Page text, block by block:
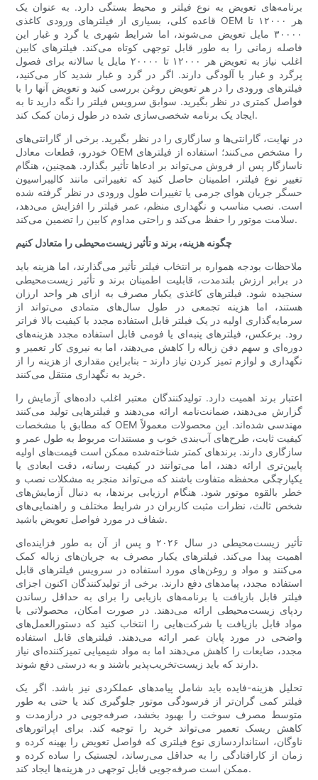
برنامه‌های تعویض به نوع فیلتر و محیط بستگی دارد. به عنوان یک
قاعده کلی، بسیاری از فیلترهای ورودی کاغذی OEM هر ۱۲۰۰۰ تا
۳۰۰۰۰ مایل تعویض می‌شوند، اما شرایط شهری یا گرد و غبار این
فاصله زمانی را به طور قابل توجهی کوتاه می‌کند. فیلترهای کابین
اغلب نیاز به تعویض هر ۱۲۰۰۰ تا ۲۰۰۰۰ مایل یا سالانه برای فصول
پرگرد و غبار یا آلودگی دارند. اگر در گرد و غبار شدید کار می‌کنید،
فیلترهای ورودی را در هر تعویض روغن بررسی کنید و تعویض آنها را با
فواصل کمتری در نظر بگیرید. سوابق سرویس فیلتر را نگه دارید تا به
ایجاد یک برنامه شخصی‌سازی شده در طول زمان کمک کند.
در نهایت، گارانتی‌ها و سازگاری را در نظر بگیرید. برخی از گارانتی‌های
خودرو، قطعات معادل OEM را مشخص می‌کنند؛ استفاده از فیلترهای
ناسازگار پس از فروش می‌تواند بر ادعاها تأثیر بگذارد. همچنین، هنگام
تغییر نوع فیلتر، اطمینان حاصل کنید که تغییراتی مانند کالیبراسیون
حسگر جریان هوای جرمی یا تغییرات طول ورودی در نظر گرفته شده
است. نصب مناسب و نگهداری منظم، عمر فیلتر را افزایش می‌دهد،
سلامت موتور را حفظ می‌کند و راحتی مداوم کابین را تضمین می‌کند.
چگونه هزینه، برند و تأثیر زیست‌محیطی را متعادل کنیم
ملاحظات بودجه همواره بر انتخاب فیلتر تأثیر می‌گذارند، اما هزینه باید
در برابر ارزش بلندمدت، قابلیت اطمینان برند و تأثیر زیست‌محیطی
سنجیده شود. فیلترهای کاغذی یکبار مصرف به ازای هر واحد ارزان
هستند، اما هزینه تجمعی در طول سال‌های متمادی می‌تواند از
سرمایه‌گذاری اولیه در یک فیلتر قابل استفاده مجدد با کیفیت بالا فراتر
رود. برعکس، فیلترهای پنبه‌ای یا فومی قابل استفاده مجدد هزینه‌های
دوره‌ای و سهم دفن زباله را کاهش می‌دهند، اما به نیروی کار تعمیر و
نگهداری و لوازم تمیز کردن نیاز دارند - بنابراین مقداری از هزینه را از
خرید به نگهداری منتقل می‌کنند.
اعتبار برند اهمیت دارد. تولیدکنندگان معتبر اغلب داده‌های آزمایش را
گزارش می‌دهند، ضمانت‌نامه ارائه می‌دهند و فیلترهایی تولید می‌کنند
که مطابق با مشخصات OEM مهندسی شده‌اند. این محصولات معمولاً
کیفیت ثابت، طرح‌های آب‌بندی خوب و مستندات مربوط به طول عمر و
سازگاری دارند. برندهای کمتر شناخته‌شده ممکن است قیمت‌های اولیه
پایین‌تری ارائه دهند، اما می‌توانند در کیفیت رسانه، دقت ابعادی یا
یکپارچگی محفظه متفاوت باشند که می‌تواند منجر به مشکلات نصب و
خطر بالقوه موتور شود. هنگام ارزیابی برندها، به دنبال آزمایش‌های
شخص ثالث، نظرات مثبت کاربران در شرایط مختلف و راهنمایی‌های
شفاف در مورد فواصل تعویض باشید.
تأثیر زیست‌محیطی در سال ۲۰۲۶ و پس از آن به طور فزاینده‌ای
اهمیت پیدا می‌کند. فیلترهای یکبار مصرف به جریان‌های زباله کمک
می‌کنند و مواد و روغن‌های مورد استفاده در سرویس فیلترهای قابل
استفاده مجدد، پیامدهای دفع دارند. برخی از تولیدکنندگان اکنون اجزای
فیلتر قابل بازیافت یا برنامه‌های بازیابی را برای به حداقل رساندن
ردپای زیست‌محیطی ارائه می‌دهند. در صورت امکان، محصولاتی با
مواد قابل بازیافت یا شرکت‌هایی را انتخاب کنید که دستورالعمل‌های
واضحی در مورد پایان عمر ارائه می‌دهند. فیلترهای قابل استفاده
مجدد، ضایعات را کاهش می‌دهند اما به مواد شیمیایی تمیزکننده‌ای نیاز
دارند که باید زیست‌تخریب‌پذیر باشند و به درستی دفع شوند.
تحلیل هزینه-فایده باید شامل پیامدهای عملکردی نیز باشد. اگر یک
فیلتر کمی گران‌تر از فرسودگی موتور جلوگیری کند یا حتی به طور
متوسط ​​مصرف سوخت را بهبود بخشد، صرفه‌جویی در درازمدت و
کاهش ریسک تعمیر می‌تواند خرید را توجیه کند. برای اپراتورهای
ناوگان، استانداردسازی نوع فیلتری که فواصل تعویض را بهینه کرده و
زمان از کارافتادگی را به حداقل می‌رساند، لجستیک را ساده کرده و
ممکن است صرفه‌جویی قابل توجهی در هزینه‌ها ایجاد کند.